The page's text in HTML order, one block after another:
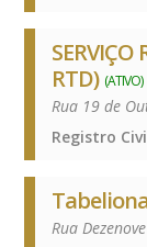
SERVIÇO
RTD) (ATIVO)
Rua